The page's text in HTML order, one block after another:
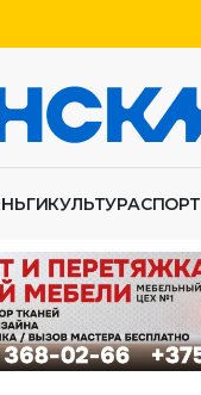
КУЛЬТУРАСПОРТ